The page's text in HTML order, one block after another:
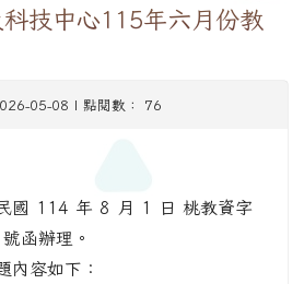
技中心115年六月份教
05-08 | 點閱數： 76
114 年 8 月 1 日 桃教資字
函辦理。
容如下：